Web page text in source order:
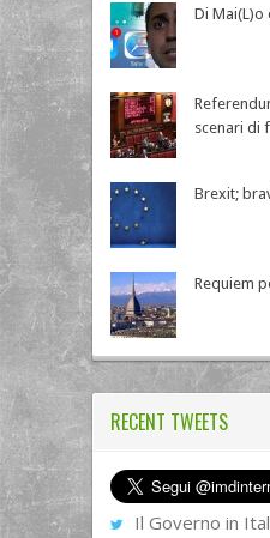
Di Mai(L)o
scenari di
Brexit;
Requiem
RECENT TWEETS
Il Governo in